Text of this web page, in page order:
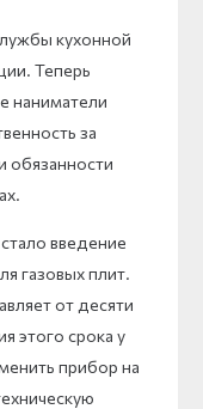
кухонной
Теперь
наниматели
за
обязанности
введение
газовых плит.
от десяти
этого срока у
прибор на